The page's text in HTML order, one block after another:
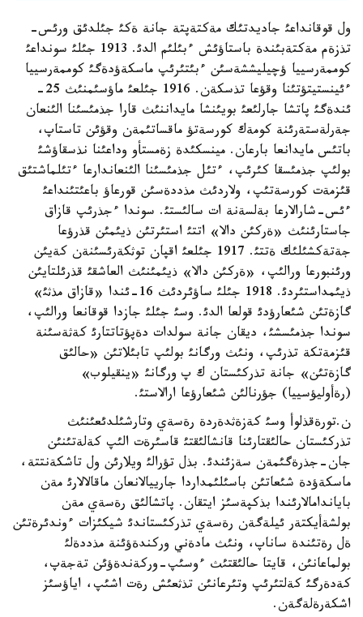
ول قوقانداعئ جاديدتئك مةكتةپتة جانة ةكئ جئلدئق ورئس-
تذزةم مةكتةبئندة باستاؤئش ءبئلئم الدئ. 1913 جئلئ سونداعئ
كوممةرسييا ؤچيليششةسئن ءبئتئرئپ ماسكةؤدةگئ كوممةرسييا
ءئينستيتؤتئنا وقؤعا تذسكةن. 1916 جئلعئ ماؤسئمنئث 25-
ئندةگئ پاتشا جارلئعئ بويئنشا مايداننئث قارا جذمئسئنا الئنعان
جةرلةستةرئنة كومةك كورسةتؤ ماقساتئمةن وقؤئن تاستاپ،
باتئس مايدانعا بارعان. مينسكئدة زةمستأو وداعئنا نذسقاؤشئ
بولئپ جذمئسقا كئرئپ، ءتئل جذمئسئنا الئنعاندارعا ءتئلماشتئق
قئزمةت كورسةتئپ، ولاردئث مذددةسئن قورعاؤ باعئتئنداعئ
ءئس-شارالارعا بةلسةنة ات سالئستئ. سوندا ءجذرئپ قازاق
جاستارئنئث «ةركئن دالا» اتتئ استئرتئن ذيئمئن قذرؤعا
جةتةكشئلئك ةتتئ. 1917 جئلعئ اقپان توثكةرئسئنةن كةيئن
ورئنبورعا ورالئپ، «ةركئن دالا» ذيئمئنئث العاشقئ قذرئلتايئن
ذيئمداستئردئ. 1918 جئلئ ساؤئردئث 16-ئندا «قازاق مذثئ»
گازةتئن شئعارؤدئ قولعا الدئ. وسئ جئلئ جازدا قوقانعا ورالئپ،
سوندا جذمئسشئ، ديقان جانة سولدات دةپؤتاتتارئ كةثةسئنة
قئزمةتكة تذرئپ، ونئث ورگانئ بولئپ تابئلاتئن «حالئق
گازةتئن» جانة تذركئستان ك پ ورگانئ «ينقيلوب»
(رةأوليؤسييا) جؤرنالئن شئعارؤعا ارالاستئ.
ن.تورةقذلوأ وسئ كةزةثدةردة رةسةي وتارشئلدئعئنئث
تذركئستان حالئقتارئنا قانشالئقتئ قاسئرةت الئپ كةلةتئنئن
جان-جذرةگئمةن سةزئندئ. بذل تؤرالئ ويلارئن ول تاشكةنتتة،
ماسكةؤدة شئعاتئن باسئلئمداردا جارييالانعان ماقالالارئ مةن
باياندامالارئندا بذكپةسئز ايتقان. پاتشالئق رةسةي مةن
بولشةأيكتةر ئيلةگةن رةسةي تذركئستاندئ شيكئزات ءوندئرةتئن
ةل رةتئندة ساناپ، ونئث مادةني وركندةؤئنة مذددةلئ
بولماعانئن، قايتا حالئقتئث ءوسئپ-وركةندةؤئن تةجةپ،
كةدةرگئ كةلتئرئپ وتئرعانئن تذثعئش رةت اشئپ، اياؤسئز
اشكةرةلةگةن.